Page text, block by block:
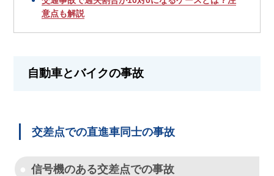
意点も解説
自動車とバイクの事故
交差点での直進車同士の事故
信号機のある交差点での事故